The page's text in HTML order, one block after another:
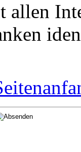
allen